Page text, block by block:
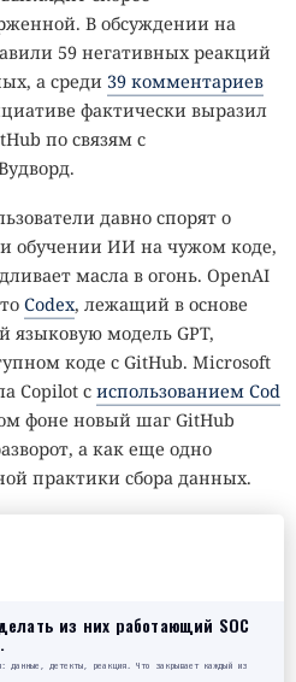
В обсуждении на
59 негативных реакций
а среди 39 комментариев
фактически выразил
по связям с
давно спорят о
обучении ИИ на чужом коде,
масла в огонь. OpenAI
Codex, лежащий в основе
языковую модель GPT,
коде с GitHub. Microsoft
Copilot с использованием Cod
фоне новый шаг GitHub
а как еще одно
практики сбора данных.
из них работающий SOC
данные, детекты, реакция. Что закрывает каждый из